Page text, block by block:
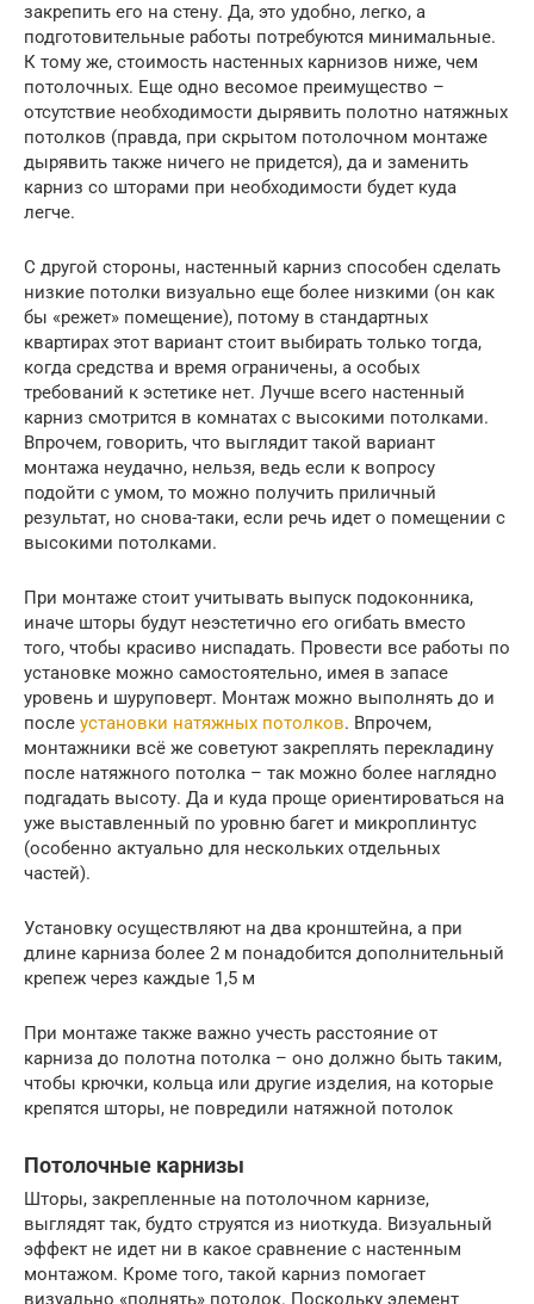
закрепить его на стену. Да, это удобно, легко, а
подготовительные работы потребуются минимальные.
К тому же, стоимость настенных карнизов ниже, чем
потолочных. Еще одно весомое преимущество –
отсутствие необходимости дырявить полотно натяжных
потолков (правда, при скрытом потолочном монтаже
дырявить также ничего не придется), да и заменить
карниз со шторами при необходимости будет куда
легче.
С другой стороны, настенный карниз способен сделать
низкие потолки визуально еще более низкими (он как
бы «режет» помещение), потому в стандартных
квартирах этот вариант стоит выбирать только тогда,
когда средства и время ограничены, а особых
требований к эстетике нет. Лучше всего настенный
карниз смотрится в комнатах с высокими потолками.
Впрочем, говорить, что выглядит такой вариант
монтажа неудачно, нельзя, ведь если к вопросу
подойти с умом, то можно получить приличный
результат, но снова-таки, если речь идет о помещении с
высокими потолками.
При монтаже стоит учитывать выпуск подоконника,
иначе шторы будут неэстетично его огибать вместо
того, чтобы красиво ниспадать. Провести все работы по
установке можно самостоятельно, имея в запасе
уровень и шуруповерт. Монтаж можно выполнять до и
после установки натяжных потолков. Впрочем,
монтажники всё же советуют закреплять перекладину
после натяжного потолка – так можно более наглядно
подгадать высоту. Да и куда проще ориентироваться на
уже выставленный по уровню багет и микроплинтус
(особенно актуально для нескольких отдельных
частей).
Установку осуществляют на два кронштейна, а при
длине карниза более 2 м понадобится дополнительный
крепеж через каждые 1,5 м
При монтаже также важно учесть расстояние от
карниза до полотна потолка – оно должно быть таким,
чтобы крючки, кольца или другие изделия, на которые
крепятся шторы, не повредили натяжной потолок
Потолочные карнизы
Шторы, закрепленные на потолочном карнизе,
выглядят так, будто струятся из ниоткуда. Визуальный
эффект не идет ни в какое сравнение с настенным
монтажом. Кроме того, такой карниз помогает
визуально «поднять» потолок. Поскольку элемент